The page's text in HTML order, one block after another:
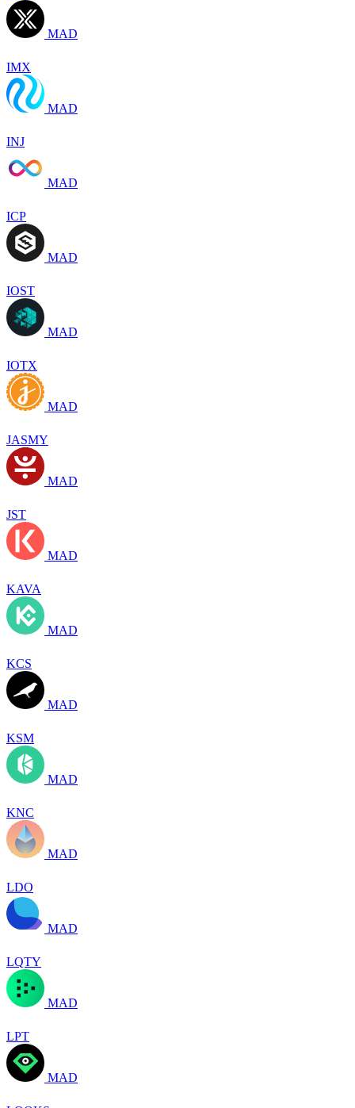
MAD
IMX
MAD
INJ
MAD
ICP
MAD
IOST
MAD
IOTX
MAD
JASMY
MAD
JST
MAD
KAVA
MAD
KCS
MAD
KSM
MAD
KNC
MAD
LDO
MAD
LQTY
MAD
LPT
MAD